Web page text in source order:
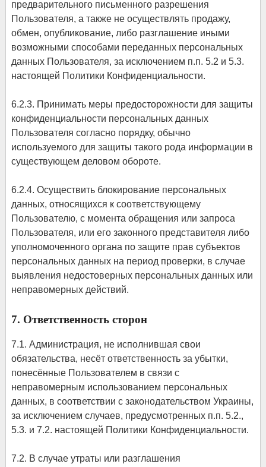
предварительного письменного разрешения
Пользователя, а также не осуществлять продажу,
обмен, опубликование, либо разглашение иными
возможными способами переданных персональных
данных Пользователя, за исключением п.п. 5.2 и 5.3.
настоящей Политики Конфиденциальности.
6.2.3. Принимать меры предосторожности для защиты
конфиденциальности персональных данных
Пользователя согласно порядку, обычно
используемого для защиты такого рода информации в
существующем деловом обороте.
6.2.4. Осуществить блокирование персональных
данных, относящихся к соответствующему
Пользователю, с момента обращения или запроса
Пользователя, или его законного представителя либо
уполномоченного органа по защите прав субъектов
персональных данных на период проверки, в случае
выявления недостоверных персональных данных или
неправомерных действий.
7. Ответственность сторон
7.1. Администрация, не исполнившая свои
обязательства, несёт ответственность за убытки,
понесённые Пользователем в связи с
неправомерным использованием персональных
данных, в соответствии с законодательством Украины,
за исключением случаев, предусмотренных п.п. 5.2.,
5.3. и 7.2. настоящей Политики Конфиденциальности.
7.2. В случае утраты или разглашения